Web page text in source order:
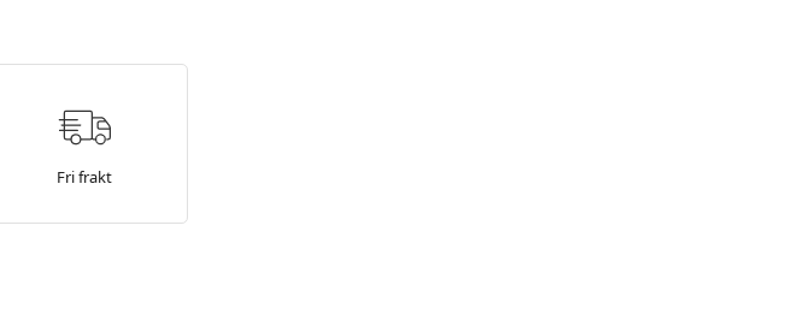
Fri frakt